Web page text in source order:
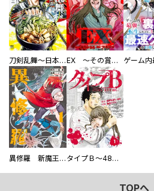
刀剣乱舞～日本号つれづれ酒～ EX ～その賞金稼ぎは、世界の出口を探す～【単行本版】
異修羅 新魔王戦争 タイプＢ～48時間後、致死率100％～【単話】
TOPへ